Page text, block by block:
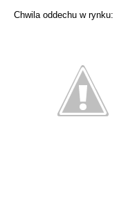
Chwila oddechu w rynku: